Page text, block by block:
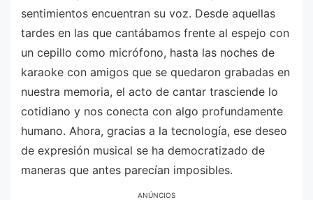
sentimientos encuentran su voz. Desde aquellas
tardes en las que cantábamos frente al espejo con
un cepillo como micrófono, hasta las noches de
karaoke con amigos que se quedaron grabadas en
nuestra memoria, el acto de cantar trasciende lo
cotidiano y nos conecta con algo profundamente
humano. Ahora, gracias a la tecnología, ese deseo
de expresión musical se ha democratizado de
maneras que antes parecían imposibles.
ANÚNCIOS